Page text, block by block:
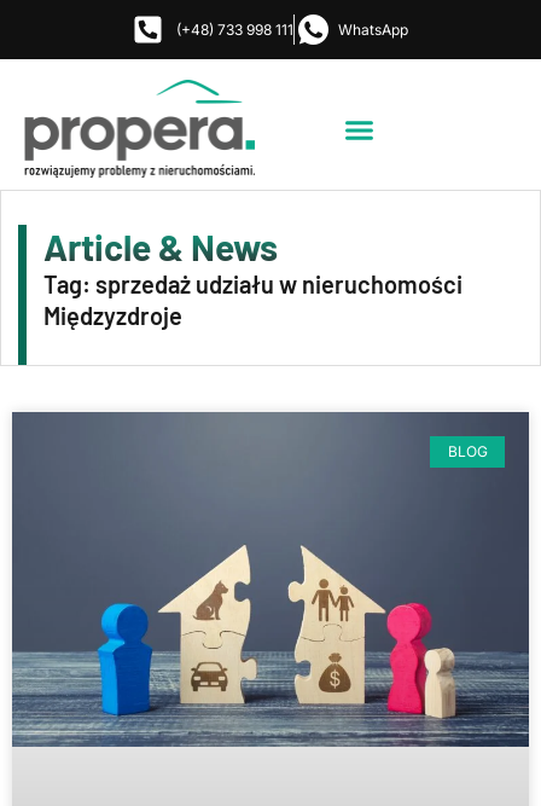
(+48) 733 998 111 WhatsApp
Article & News
Tag: sprzedaż udziału w nieruchomości
Międzyzdroje
BLOG